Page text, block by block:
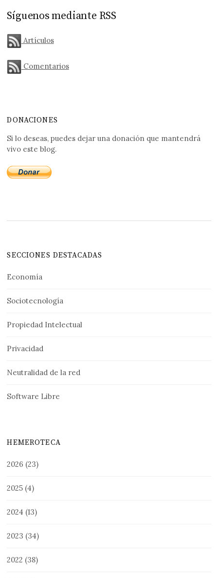
Síguenos mediante RSS
Artículos
Comentarios
DONACIONES
Si lo deseas, puedes dejar una donación que mantendrá
vivo este blog.
SECCIONES DESTACADAS
Economía
Sociotecnología
Propiedad Intelectual
Privacidad
Neutralidad de la red
Software Libre
HEMEROTECA
2026 (23)
2025 (4)
2024 (13)
2023 (34)
2022 (38)